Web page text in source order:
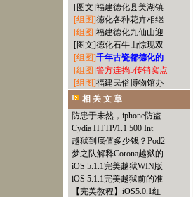
[图文]福建德化县美湖镇
[组图]德化各种花卉相继
[组图]福建德化九仙山迎
[图文]德化石牛山惊现双
[组图]千年古瓷都德化的
[组图]警方连捣5传销窝点
[组图]福建民俗博物馆办
相 关 文 章
防患于未然，iphone防盗
Cydia HTTP/1.1 500 Int
越狱到底值多少钱？Pod2
梦之队解释Corona越狱的
iOS 5.1.1完美越狱WIN版
iOS 5.1.1完美越狱前的准
【完美教程】iOS5.0.1红